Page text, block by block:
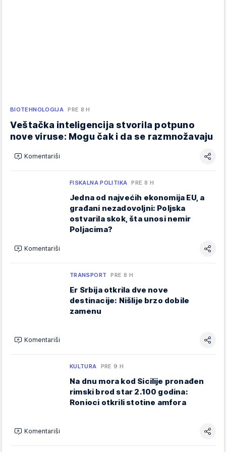
BIOTEHNOLOGIJA PRE 8 H
Veštačka inteligencija stvorila potpuno
nove viruse: Mogu čak i da se razmnožavaju
Komentariši
FISKALNA POLITIKA PRE 8 H
Jedna od najvećih ekonomija EU, a
građani nezadovoljni: Poljska
ostvarila skok, šta unosi nemir
Poljacima?
Komentariši
TRANSPORT PRE 8 H
Er Srbija otkrila dve nove
destinacije: Nišlije brzo dobile
zamenu
Komentariši
KULTURA PRE 9 H
Na dnu mora kod Sicilije pronađen
rimski brod star 2.100 godina:
Ronioci otkrili stotine amfora
Komentariši